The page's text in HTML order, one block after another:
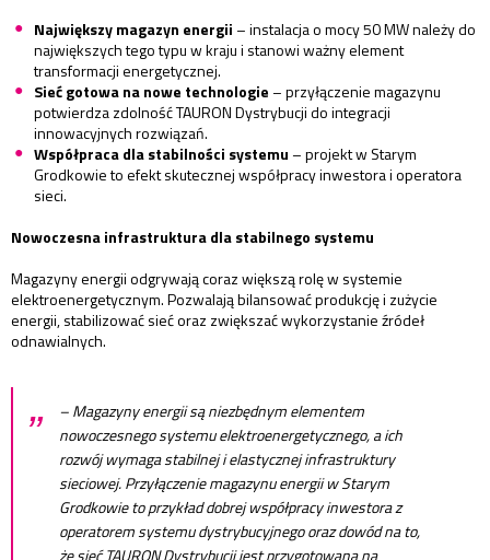
Największy magazyn energii – instalacja o mocy 50 MW należy do
największych tego typu w kraju i stanowi ważny element
transformacji energetycznej.
Sieć gotowa na nowe technologie – przyłączenie magazynu
potwierdza zdolność TAURON Dystrybucji do integracji
innowacyjnych rozwiązań.
Współpraca dla stabilności systemu – projekt w Starym
Grodkowie to efekt skutecznej współpracy inwestora i operatora
sieci.
Nowoczesna infrastruktura dla stabilnego systemu
Magazyny energii odgrywają coraz większą rolę w systemie
elektroenergetycznym. Pozwalają bilansować produkcję i zużycie
energii, stabilizować sieć oraz zwiększać wykorzystanie źródeł
odnawialnych.
„
– Magazyny energii są niezbędnym elementem
nowoczesnego systemu elektroenergetycznego, a ich
rozwój wymaga stabilnej i elastycznej infrastruktury
sieciowej. Przyłączenie magazynu energii w Starym
Grodkowie to przykład dobrej współpracy inwestora z
operatorem systemu dystrybucyjnego oraz dowód na to,
że sieć TAURON Dystrybucji jest przygotowana na